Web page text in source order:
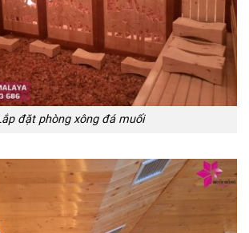
đặt phòng xông đá muối